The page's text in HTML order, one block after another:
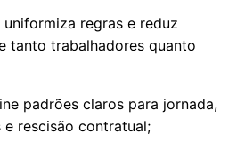
uniformiza regras e reduz
tanto trabalhadores quanto
padrões claros para jornada,
e rescisão contratual;